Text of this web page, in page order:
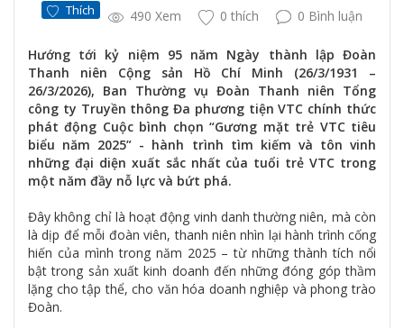
Thích 490 Xem 0 thích 0 Bình luận
Hướng tới kỷ niệm 95 năm Ngày thành lập Đoàn
Thanh niên Cộng sản Hồ Chí Minh (26/3/1931 –
26/3/2026), Ban Thường vụ Đoàn Thanh niên Tổng
công ty Truyền thông Đa phương tiện VTC chính thức
phát động Cuộc bình chọn “Gương mặt trẻ VTC tiêu
biểu năm 2025” - hành trình tìm kiếm và tôn vinh
những đại diện xuất sắc nhất của tuổi trẻ VTC trong
một năm đầy nỗ lực và bứt phá.
Đây không chỉ là hoạt động vinh danh thường niên, mà còn
là dịp để mỗi đoàn viên, thanh niên nhìn lại hành trình cống
hiến của mình trong năm 2025 – từ những thành tích nổi
bật trong sản xuất kinh doanh đến những đóng góp thầm
lặng cho tập thể, cho văn hóa doanh nghiệp và phong trào
Đoàn.